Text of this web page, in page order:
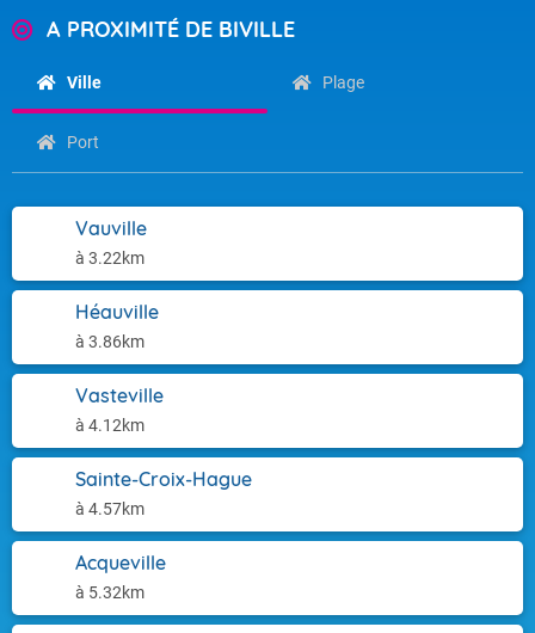
A PROXIMITÉ DE BIVILLE
Ville Plage
Port
Vauville
à 3.22km
Héauville
à 3.86km
Vasteville
à 4.12km
Sainte-Croix-Hague
à 4.57km
Acqueville
à 5.32km